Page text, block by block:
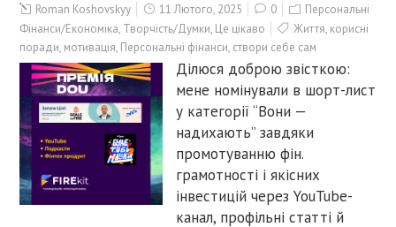
Roman Koshovskyy 11 Лютого, 2025 0
Персональні
Фінанси/Економіка, Творчість/Думки, Це цікаво Життя, корисні
поради, мотивація, Персональні фінанси, створи себе сам
Ділюся доброю звісткою:
мене номінували в шорт-лист
у категорії “Вони —
надихають” завдяки
промотуванню фін.
грамотності і якісних
інвестицій через YouTube-
канал, профільні статті й